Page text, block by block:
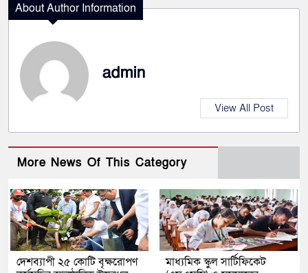
About Author Information
admin
View All Post
More News Of This Category
দেশব্যাপী ২৫ কোটি বৃক্ষরোপণ
মাধ্যমিক স্কুল সার্টিফিকেট